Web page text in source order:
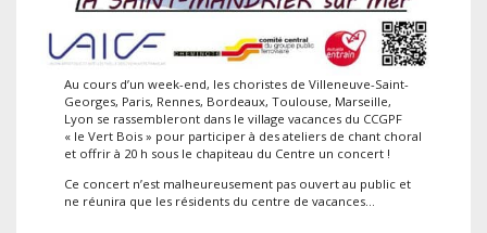
Au cours d’un week-end, les choristes de Villeneuve-Saint-
Georges, Paris, Rennes, Bordeaux, Toulouse, Marseille,
Lyon se rassembleront dans le village vacances du CCGPF
« le Vert Bois » pour participer à des ateliers de chant choral
et offrir à 20 h sous le chapiteau du Centre un concert !
Ce concert n’est malheureusement pas ouvert au public et
ne réunira que les résidents du centre de vacances…